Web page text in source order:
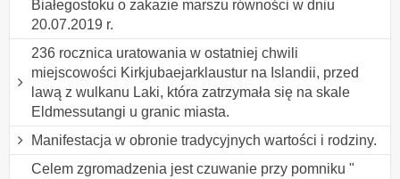
Białegostoku o zakazie marszu równości w dniu
20.07.2019 r.
236 rocznica uratowania w ostatniej chwili
miejscowości Kirkjubaejarklaustur na Islandii, przed
lawą z wulkanu Laki, która zatrzymała się na skale
Eldmessutangi u granic miasta.
Manifestacja w obronie tradycyjnych wartości i rodziny.
Celem zgromadzenia jest czuwanie przy pomniku "